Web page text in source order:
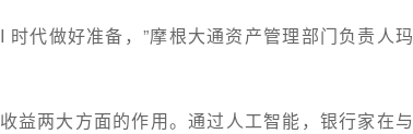
代做好准备，”摩根大通资产管理部门负责人玛
益两大方面的作用。通过人工智能，银行家在与